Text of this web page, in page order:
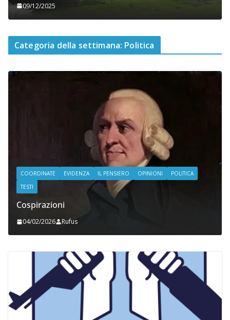
09/12/2025
Categoria della settimana: Politica
COORDINATE IL PENSIERO OPINIONI POLITICA TESTI
Indiani e pionieri
28/01/2026 Rufus